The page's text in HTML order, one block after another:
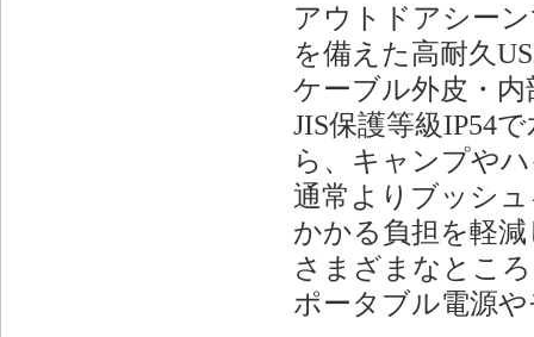
アウトドアシー
を備えた高耐久
ケーブル外皮・
JIS保護等級IP54
ら、キャンプや
通常よりブッシ
かかる負担を軽
さまざまなとこ
ポータブル電源